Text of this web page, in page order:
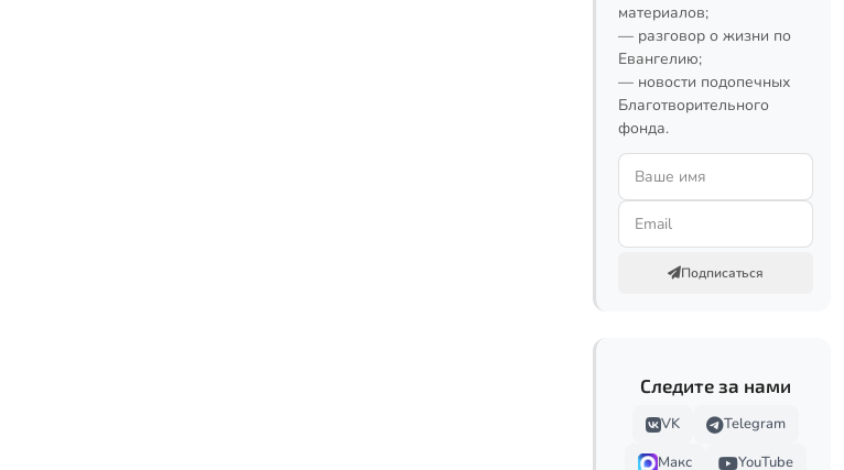
материалов;
— разговор о жизни по
Евангелию;
— новости подопечных
Благотворительного
фонда.
Подписаться
Следите за нами
VK
Telegram
Макс
YouTube